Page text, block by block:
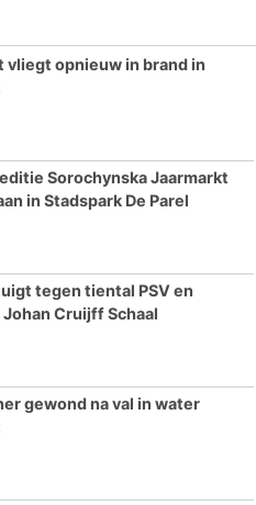
vliegt opnieuw in brand in
Sorochynska Jaarmarkt
in Stadspark De Parel
tegen tiental PSV en
Cruijff Schaal
gewond na val in water